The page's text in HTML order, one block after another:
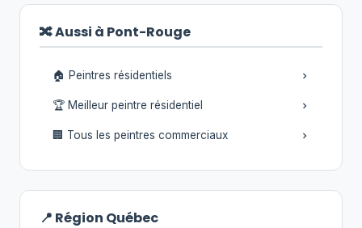
🔀 Aussi à Pont-Rouge
🏠 Peintres résidentiels
🏆 Meilleur peintre résidentiel
🏢 Tous les peintres commerciaux
📍 Région Québec